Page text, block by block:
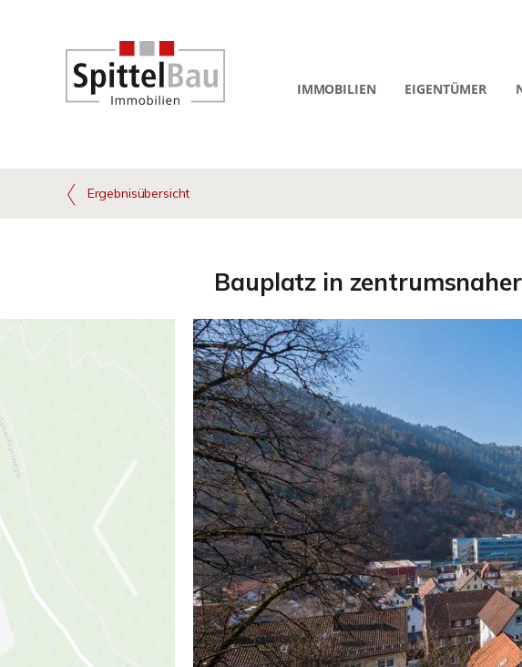
IMMOBILIEN EIGENTÜMER
Ergebnisübersicht
Bauplatz in